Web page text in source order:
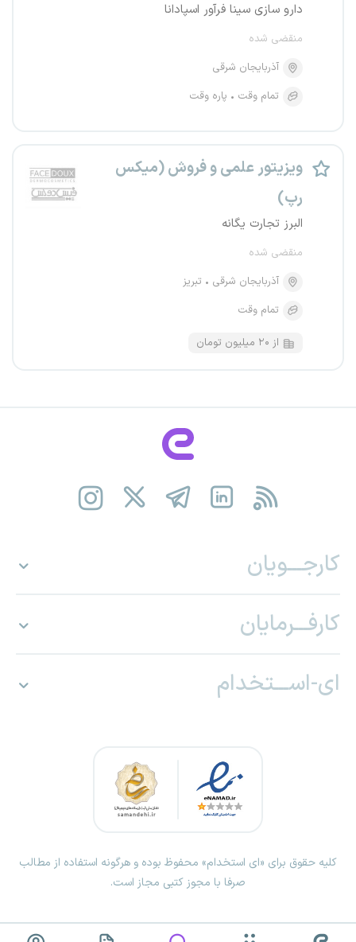
دارو سازی سینا فرآور اسپادانا
منقضی شده
آذربایجان شرقی
تمام وقت
پاره وقت
ویزیتور علمی و فروش (میکس
رپ)
البرز تجارت یگانه
منقضی شده
آذربایجان شرقی
تبریز
تمام وقت
از ۲۰ میلیون تومان
کارجـــویان
کارفـــرمایان
ای-اســـتخدام
کلیه حقوق برای «ای استخدام» محفوظ بوده و هرگونه استفاده از مطالب
صرفا با مجوز کتبی مجاز است.